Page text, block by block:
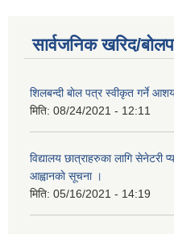
सार्वजनिक खरिद/
शिलबन्दी बाेल पत्र स्वीकृत गर्ने
मिति: 08/24/2021 - 12:11
विद्यालय छात्राहरुका लागि सेनेटरी
आह्वानकाे सूचना ।
मिति: 05/16/2021 - 14:19